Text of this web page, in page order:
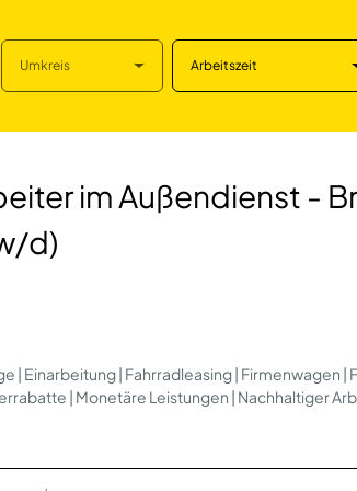
Umkreis Arbeitszeit
-
im Außendienst -
d)
| Einarbeitung | Fahrradleasing | Firmenwagen |
| Monetäre Leistungen | Nachhaltiger